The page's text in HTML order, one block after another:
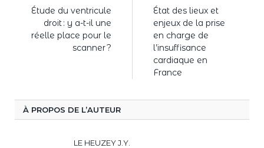
Étude du ventricule
droit : y a-t-il une
réelle place pour le
scanner ?
État des lieux et
enjeux de la prise
en charge de
l’insuffisance
cardiaque en
France
À PROPOS DE L’AUTEUR
LE HEUZEY J.Y.